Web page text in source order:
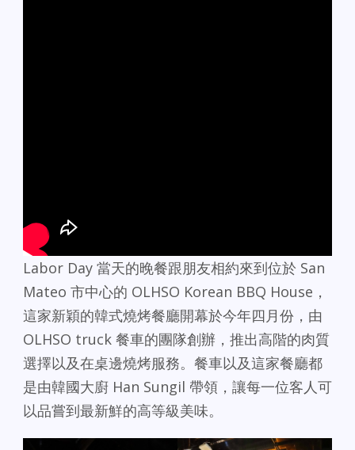
Labor Day 當天的晚餐跟朋友相約來到位於 San
Mateo 市中心的 OLHSO Korean BBQ House，
這家新穎的韓式燒烤餐廳開幕於今年四月份，由
OLHSO truck 餐車的團隊創辦，推出高階的肉質
選擇以及在桌邊燒烤服務。餐車以及這家餐廳都
是由韓國大廚 Han Sungil 帶領，讓每一位客人可
以品嘗到最新鮮的高等級美味。